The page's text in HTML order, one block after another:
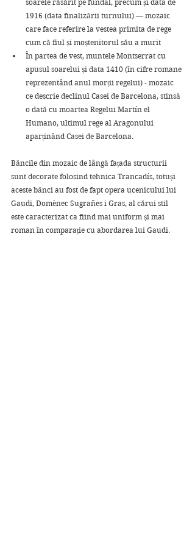
soarele răsărit pe fundal, precum și data de
1916 (data finalizării turnului) — mozaic
care face referire la vestea primita de rege
cum că fiul și moștenitorul său a murit
În partea de vest, muntele Montserrat cu
apusul soarelui și data 1410 (în cifre romane
reprezentând anul morții regelui) - mozaic
ce descrie declinul Casei de Barcelona, ​​stinsă
o dată cu moartea Regelui Martín el
Humano, ultimul rege al Aragonului
aparținând Casei de Barcelona.
Băncile din mozaic de lângă fațada structurii
sunt decorate folosind tehnica Trancadís, totuși
aceste bănci au fost de fapt opera ucenicului lui
Gaudi, Domènec Sugrañes i Gras, al cărui stil
este caracterizat ca fiind mai uniform și mai
roman în comparație cu abordarea lui Gaudi.